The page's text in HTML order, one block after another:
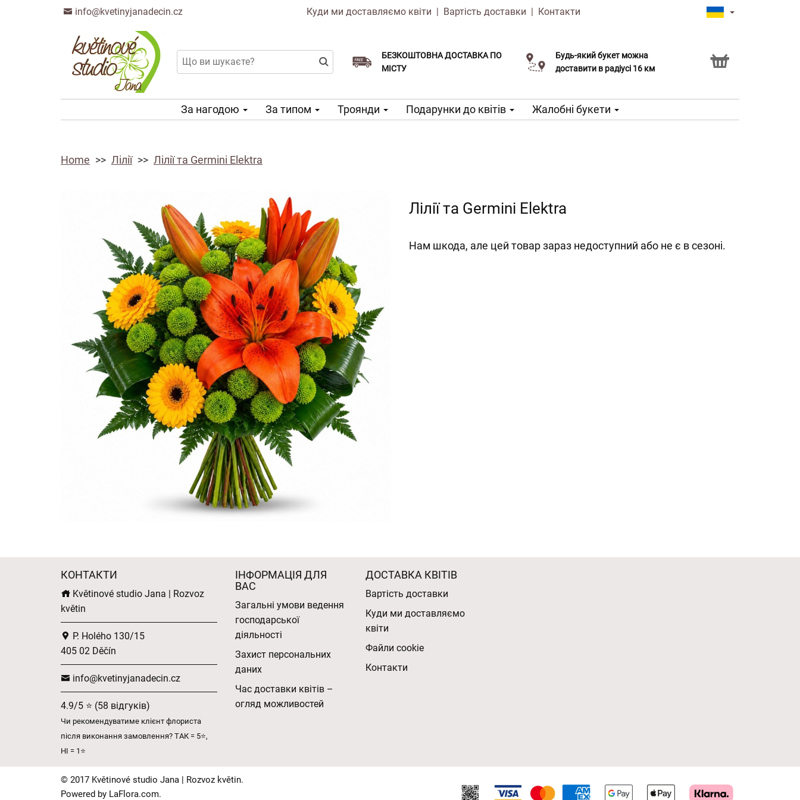
info@kvetinyjanadecin.cz Куди ми доставляємо квіти | Вартість доставки | Контакти
БЕЗКОШТОВНА ДОСТАВКА ПО
МІСТУ
Доставка в той же день доступна
Виберіть дату доставки
Будь-який букет можна
доставити в радіусі 16 км
Послуга Click & Collect
За нагодою За типом Троянди Подарунки до квітів Жалобні букети
Home Лілії Лілії та Germini Elektra
Лілії та Germini Elektra
Нам шкода, але цей товар зараз недоступний або не є в сезоні.
КОНТАКТИ
Květinové studio Jana | Rozvoz
květin
P. Holého 130/15
405 02 Děčín
info@kvetinyjanadecin.cz
4.9/5 ⭐ (58 відгуків)
Чи рекомендуватиме клієнт флориста
після виконання замовлення? ТАК = 5⭐,
НІ = 1⭐
ІНФОРМАЦІЯ ДЛЯ
ВАС
Загальні умови ведення
господарської
діяльності
Захист персональних
даних
Час доставки квітів –
огляд можливостей
ДОСТАВКА КВІТІВ
Вартість доставки
Куди ми доставляємо
квіти
Файли cookie
Контакти
© 2017 Květinové studio Jana | Rozvoz květin.
Powered by LaFlora.com.